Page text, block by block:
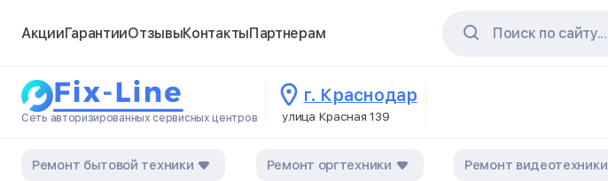
АкцииГарантииОтзывыКонтактыПартнерам Поиск по сайту...
Сеть авторизированных сервисных центров
г. Краснодар
улица Красная 139
Ремонт бытовой техники Ремонт оргтехники Ремонт видеотехники